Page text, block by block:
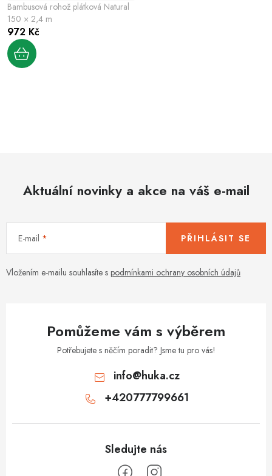
Bambusová rohož plátková Natural
150 × 2,4 m
972 Kč
í
r
v
Aktuální novinky a akce na váš e-mail
E-mail
Vložením e-mailu souhlasíte s podmínkami ochrany osobních údajů
PŘIHLÁSIT SE
Pomůžeme vám s výběrem
Potřebujete s něčím poradit? Jsme tu pro vás!
info@huka.cz
+420777799661